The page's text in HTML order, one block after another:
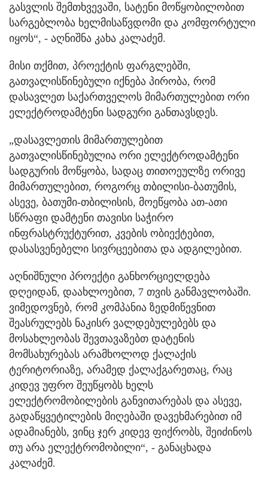
გასვლის შემთხვევაში, სატენი მოწყობილობით
სარგებლობა ხელმისაწვდომი და კომფორტული
იყოს“, - აღნიშნა კახა კალაძემ.
მისი თქმით, პროექტის ფარგლებში,
გათვალისწინებული იქნება პირობა, რომ
დასავლეთ საქართველოს მიმართულებით ორი
ელექტროდამტენი სადგური განთავსდეს.
„დასავლეთის მიმართულებით
გათვალისწინებულია ორი ელექტროდამტენი
სადგურის მოწყობა, სადაც თითოეულზე ორივე
მიმართულებით, როგორც თბილისი-ბათუმის,
ასევე, ბათუმი-თბილისის, მოეწყობა ათ-ათი
სწრაფი დამტენი თავისი საჭირო
ინფრასტრუქტურით, კვების ობიექტებით,
დასასვენებელი სივრცეებითა და ადგილებით.
აღნიშნული პროექტი განხორციელდება
დღეიდან, დაახლოებით, 7 თვის განმავლობაში.
ვიმედოვნებ, რომ კომპანია ზედმიწევნით
შეასრულებს ნაკისრ ვალდებულებებს და
მოსახლეობას შევთავაზებთ დატენის
მომსახურებას არამხოლოდ ქალაქის
ტერიტორიაზე, არამედ ქალაქგარეთაც, რაც
კიდევ უფრო შეუწყობს ხელს
ელექტრომობილების განვითარებას და ასევე,
გადაწყვეტილების მიღებაში დავეხმარებით იმ
ადამიანებს, ვინც ჯერ კიდევ ფიქრობს, შეიძინოს
თუ არა ელექტრომობილი“, - განაცხადა
კალაძემ.